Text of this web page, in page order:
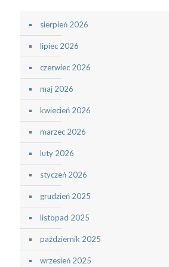
sierpień 2026
lipiec 2026
czerwiec 2026
maj 2026
kwiecień 2026
marzec 2026
luty 2026
styczeń 2026
grudzień 2025
listopad 2025
październik 2025
wrzesień 2025